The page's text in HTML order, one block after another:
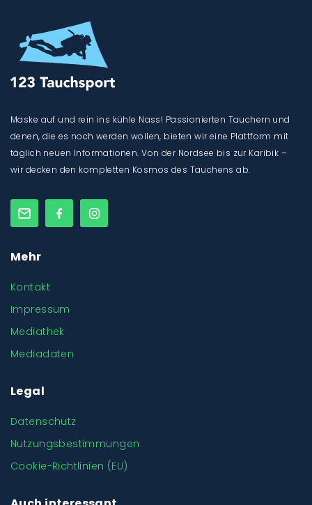
Maske auf und rein ins kühle Nass! Passionierten Tauchern und
denen, die es noch werden wollen, bieten wir eine Plattform mit
täglich neuen Informationen. Von der Nordsee bis zur Karibik –
wir decken den kompletten Kosmos des Tauchens ab.
Mehr
Kontakt
Impressum
Mediathek
Mediadaten
Legal
Datenschutz
Nutzungsbestimmungen
Cookie-Richtlinien (EU)